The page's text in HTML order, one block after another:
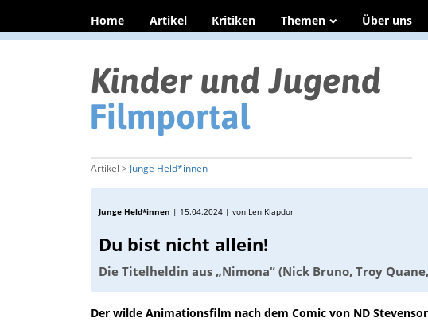
Home Artikel Kritiken Themen Über uns
Artikel > Junge Held*innen
Junge Held*innen | 15.04.2024 | von Len Klapdor
Du bist nicht allein!
Die Titelheldin aus „Nimona“ (Nick Bruno, Troy
Der wilde Animationsfilm nach dem Comic von ND